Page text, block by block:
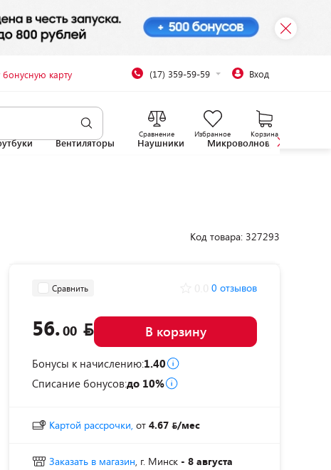
карту (17) 359-59-59 Вход
Сравнение Избранное Корзина
Вентиляторы Наушники Микроволновые печи
Код товара: 327293
Сравнить 0 отзывов
56.00 В корзину
Бонусы к начислению:1.40
Списание бонусов:до 10%
Картой рассрочки, от 4.67 /мес
Заказать в магазин, г. Минск - 8 августа